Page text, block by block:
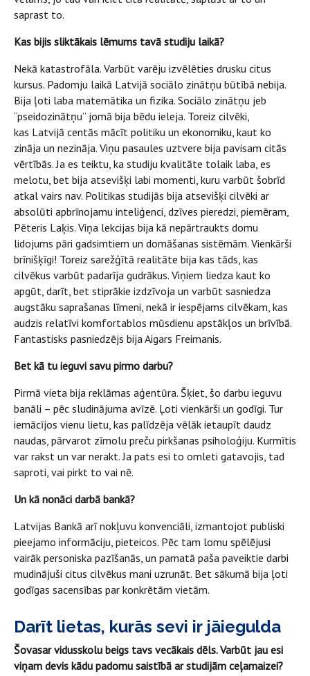
saprast to.
Kas bijis sliktākais lēmums tavā studiju laikā?
Nekā katastrofāla. Varbūt varēju izvēlēties drusku citus
kursus. Padomju laikā Latvijā sociālo zinātņu būtībā nebija.
Bija ļoti laba matemātika un fizika. Sociālo zinātņu jeb
“pseidozinātņu” jomā bija bēdu ieleja. Toreiz cilvēki,
kas Latvijā centās mācīt politiku un ekonomiku, kaut ko
zināja un nezināja. Viņu pasaules uztvere bija pavisam citās
vērtībās. Ja es teiktu, ka studiju kvalitāte tolaik laba, es
melotu, bet bija atsevišķi labi momenti, kuru varbūt šobrīd
atkal vairs nav. Politikas studijās bija atsevišķi cilvēki ar
absolūti apbrīnojamu inteliģenci, dzīves pieredzi, piemēram,
Pēteris Laķis. Viņa lekcijas bija kā nepārtraukts domu
lidojums pāri gadsimtiem un domāšanas sistēmām. Vienkārši
brīnišķīgi! Toreiz sarežģītā realitāte bija kas tāds, kas
cilvēkus varbūt padarīja gudrākus. Viņiem liedza kaut ko
apgūt, darīt, bet stiprākie izdzīvoja un varbūt sasniedza
augstāku saprašanas līmeni, nekā ir iespējams cilvēkam, kas
audzis relatīvi komfortablos mūsdienu apstākļos un brīvībā.
Fantastisks pasniedzējs bija Aigars Freimanis.
Bet kā tu ieguvi savu pirmo darbu?
Pirmā vieta bija reklāmas aģentūra. Šķiet, šo darbu ieguvu
banāli – pēc sludinājuma avīzē. Ļoti vienkārši un godīgi. Tur
iemācījos vienu lietu, kas palīdzēja vēlāk ietaupīt daudz
naudas, pārvarot zīmolu preču pirkšanas psiholoģiju. Kurmītis
var rakst un var nerakt. Ja pats esi to omleti gatavojis, tad
saproti, vai pirkt to vai nē.
Un kā nonāci darbā bankā?
Latvijas Bankā arī nokļuvu konvenciāli, izmantojot publiski
pieejamo informāciju, pieteicos. Pēc tam lomu spēlējusi
vairāk personiska pazīšanās, un pamatā paša paveiktie darbi
mudinājuši citus cilvēkus mani uzrunāt. Bet sākumā bija ļoti
godīgas sacensības par konkrētām vietām.
Darīt lietas, kurās sevi ir jāiegulda
Šovasar vidusskolu beigs tavs vecākais dēls. Varbūt jau esi
viņam devis kādu padomu saistībā ar studijām ceļamaizei?